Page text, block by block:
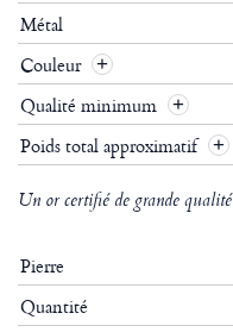
Métal
Couleur
Qualité minimum
Poids total approximatif
Un or certifié de grande qualité
Pierre
Quantité